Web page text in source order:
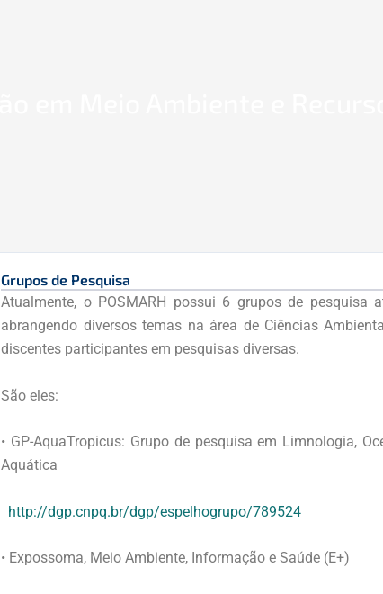
Grupos de Pesquisa
Atualmente, o POSMARH possui 6 grupos de pesquisa
abrangendo diversos temas na área de Ciências
discentes participantes em pesquisas diversas.
São eles:
• GP-AquaTropicus: Grupo de pesquisa em Limnologia,
Aquática
http://dgp.cnpq.br/dgp/espelhogrupo/789524
• Expossoma, Meio Ambiente, Informação e Saúde (E+)